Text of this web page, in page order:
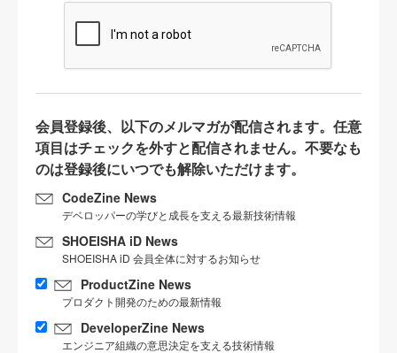
会員登録後、以下のメルマガが配信されます。任意
項目はチェックを外すと配信されません。不要なも
のは登録後にいつでも解除いただけます。
CodeZine News
デベロッパーの学びと成長を支える最新技術情報
SHOEISHA iD News
SHOEISHA iD 会員全体に対するお知らせ
ProductZine News
プロダクト開発のための最新情報
DeveloperZine News
エンジニア組織の意思決定を支える技術情報